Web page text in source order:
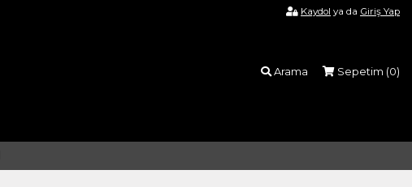
Kaydol ya da Giriş Yap
Arama Sepetim (0)